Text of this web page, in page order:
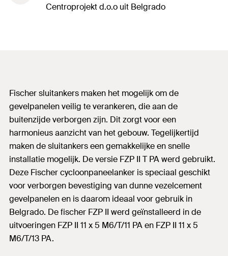
Centroprojekt d.o.o uit Belgrado
Fischer sluitankers maken het mogelijk om de
gevelpanelen veilig te verankeren, die aan de
buitenzijde verborgen zijn. Dit zorgt voor een
harmonieus aanzicht van het gebouw. Tegelijkertijd
maken de sluitankers een gemakkelijke en snelle
installatie mogelijk. De versie FZP II T PA werd gebruikt.
Deze Fischer cycloonpaneelanker is speciaal geschikt
voor verborgen bevestiging van dunne vezelcement
gevelpanelen en is daarom ideaal voor gebruik in
Belgrado. De fischer FZP II werd geïnstalleerd in de
uitvoeringen FZP II 11 x 5 M6/T/11 PA en FZP II 11 x 5
M6/T/13 PA.